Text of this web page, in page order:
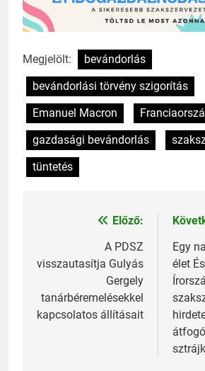
Megjelölt:
bevándorlás
bevándorlási törvény szigorítás
Emanuel Macron
gazdasági bevándorlás
tüntetés
Bejegyzés
navigáció
Előző:
A PDSZ
visszautasítja Gulyás
Gergely
tanárbéremelésekkel
kapcsolatos állításait
Egy
élet